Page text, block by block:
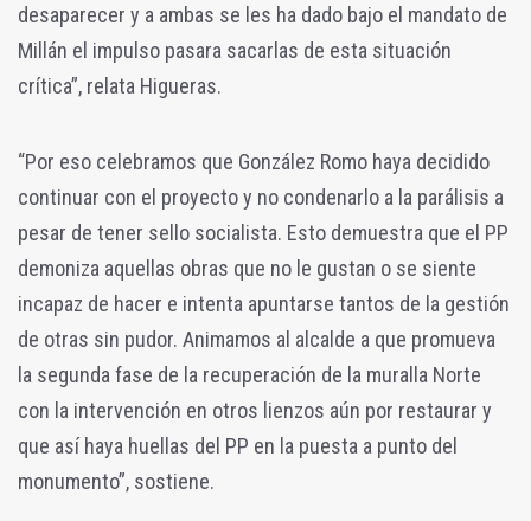
desaparecer y a ambas se les ha dado bajo el mandato de
Millán el impulso pasara sacarlas de esta situación
crítica”, relata Higueras.
“Por eso celebramos que González Romo haya decidido
continuar con el proyecto y no condenarlo a la parálisis a
pesar de tener sello socialista. Esto demuestra que el PP
demoniza aquellas obras que no le gustan o se siente
incapaz de hacer e intenta apuntarse tantos de la gestión
de otras sin pudor. Animamos al alcalde a que promueva
la segunda fase de la recuperación de la muralla Norte
con la intervención en otros lienzos aún por restaurar y
que así haya huellas del PP en la puesta a punto del
monumento”, sostiene.